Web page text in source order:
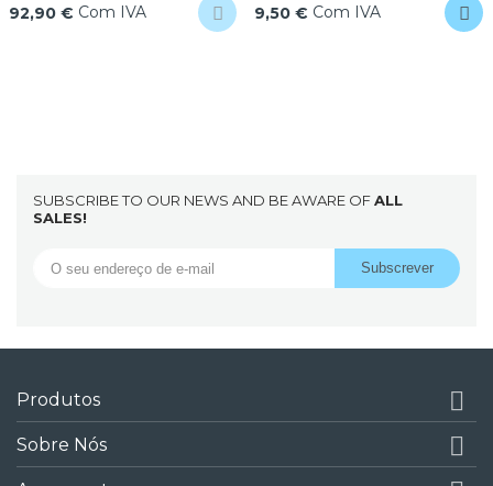
92,90 € Com IVA 9,50 € Com IVA
SUBSCRIBE TO OUR NEWS AND BE AWARE OFALL
SALES!
Produtos 
Sobre Nós 